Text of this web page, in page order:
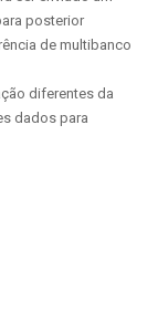
posterior
de multibanco
diferentes da
dados para